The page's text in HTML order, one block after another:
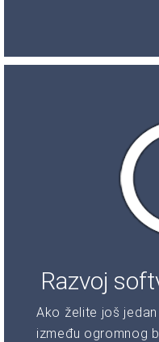
Razvoj
Ako želite još
između ogromnog